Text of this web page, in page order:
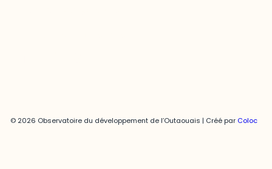
© 2026 Observatoire du développement de l’Outaouais | Créé par Coloc